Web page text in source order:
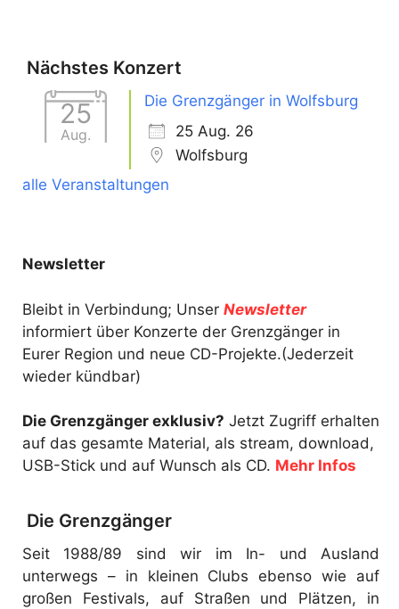
Nächstes Konzert
25
Aug.
Die Grenzgänger in Wolfsburg
25 Aug. 26
Wolfsburg
alle Veranstaltungen
Newsletter
Bleibt in Verbindung; Unser Newsletter
informiert über Konzerte der Grenzgänger in
Eurer Region und neue CD-Projekte.(Jederzeit
wieder kündbar)
Die Grenzgänger exklusiv? Jetzt Zugriff erhalten
auf das gesamte Material, als stream, download,
USB-Stick und auf Wunsch als CD. Mehr Infos
Die Grenzgänger
Seit 1988/89 sind wir im In- und Ausland
unterwegs – in kleinen Clubs ebenso wie auf
großen Festivals, auf Straßen und Plätzen, in